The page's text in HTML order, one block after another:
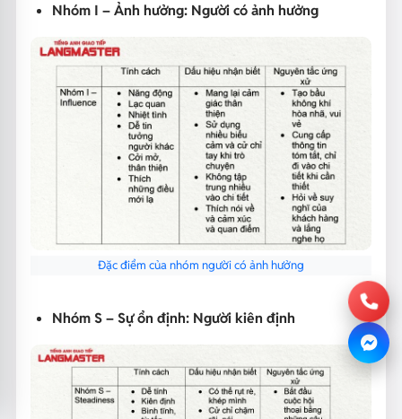
Nhóm I – Ảnh hưởng: Người có ảnh hưởng
Đặc điểm của nhóm người có ảnh hưởng
Nhóm S – Sự ổn định: Người kiên định